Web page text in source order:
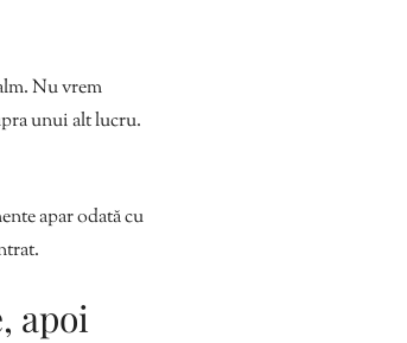
Nu vrem
unui alt lucru.
apar odată cu
apoi